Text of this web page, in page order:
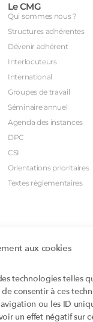
aux cookies
technologies telles
consentir à ces
ou les ID
un effet négatif sur
Le CMG
Qui sommes nous ?
Structures adhérentes
Dévenir adhérent
Interlocuteurs
International
Groupes de travail
Séminaire annuel
Agenda des instances
DPC
CSI
Orientations prioritaires
Textes règlementaires